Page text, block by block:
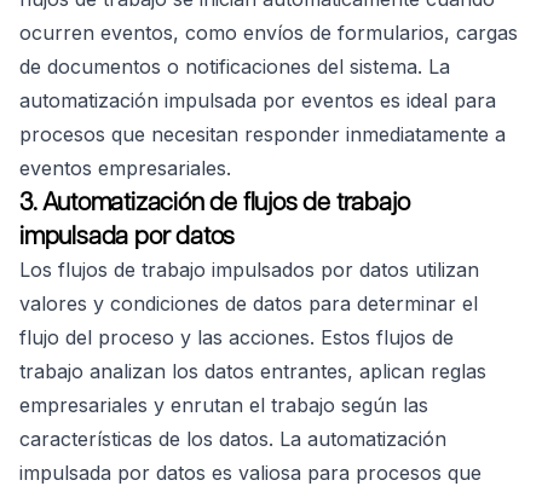
ocurren eventos, como envíos de formularios, cargas
de documentos o notificaciones del sistema. La
automatización impulsada por eventos es ideal para
procesos que necesitan responder inmediatamente a
eventos empresariales.
3. Automatización de flujos de trabajo
impulsada por datos
Los flujos de trabajo impulsados por datos utilizan
valores y condiciones de datos para determinar el
flujo del proceso y las acciones. Estos flujos de
trabajo analizan los datos entrantes, aplican reglas
empresariales y enrutan el trabajo según las
características de los datos. La automatización
impulsada por datos es valiosa para procesos que